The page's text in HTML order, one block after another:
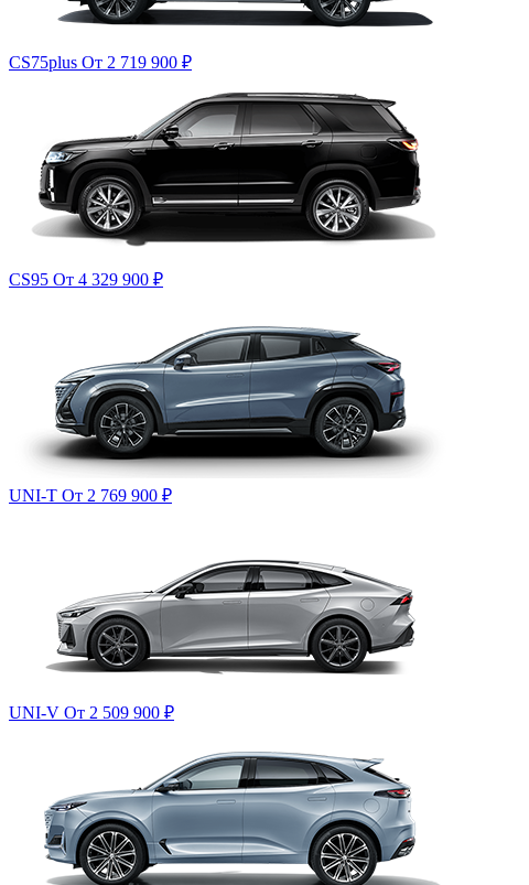
CS75plus От 2 719 900 ₽
CS95 От 4 329 900 ₽
UNI-T От 2 769 900 ₽
UNI-V От 2 509 900 ₽